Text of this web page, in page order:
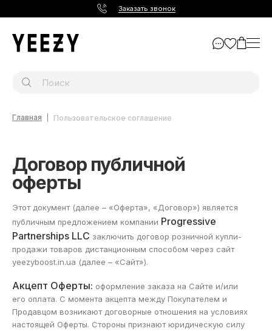
Заказать звонок
Главная Пользовательское соглашение
Договор публичной
оферты
Этот документ (далее – «Оферта», «Договор») является
публичным предложением компании Progressive
Partnerships LLC заключить договор розничной купли-
продажи товаров дистанционным способом через сайт
yeezyboost.in.ua (далее – «Сайт»).
Акцепт Оферты: оформление заказа на Сайте и/или
его оплата. С момента акцепта между Покупателем и
Продавцом возникают договорные отношения на условиях
настоящей Оферты. Стороны признают юридическую силу